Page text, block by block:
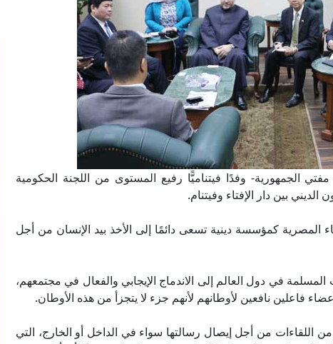
الجمهورية- وفدًا فيتناميًّا رفيع المستوى من اللجنة الحكومية
الديني بين دار الإفتاء وفيتنام.
المصرية كمؤسسة دينية تسعى دائمًا إلى الأخذ بيد الإنسان من أجل
المسلمة في دول العالم إلى الاندماج الإيجابي والفعال في مجتمعهم،
فاعلين نافعين لأوطانهم لأنهم جزء لا يتجزأ من هذه الأوطان.
من اللقاءات من أجل إيصال رسالتها سواء في الداخل أو الخارج، التي